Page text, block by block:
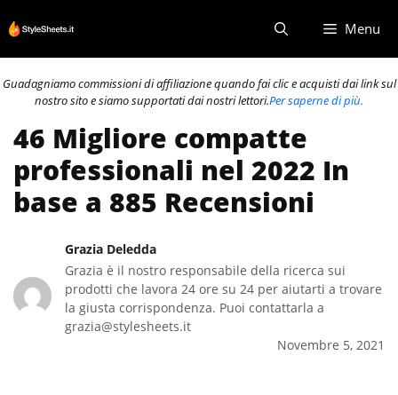
al
contenuto
Menu
Guadagniamo commissioni di affiliazione quando fai clic e acquisti dai link sul
nostro sito e siamo supportati dai nostri lettori.Per saperne di più.
46 Migliore compatte
professionali nel 2022 In
base a 885 Recensioni
Grazia Deledda
Grazia è il nostro responsabile della ricerca sui
prodotti che lavora 24 ore su 24 per aiutarti a trovare
la giusta corrispondenza. Puoi contattarla a
grazia@stylesheets.it
Novembre 5, 2021